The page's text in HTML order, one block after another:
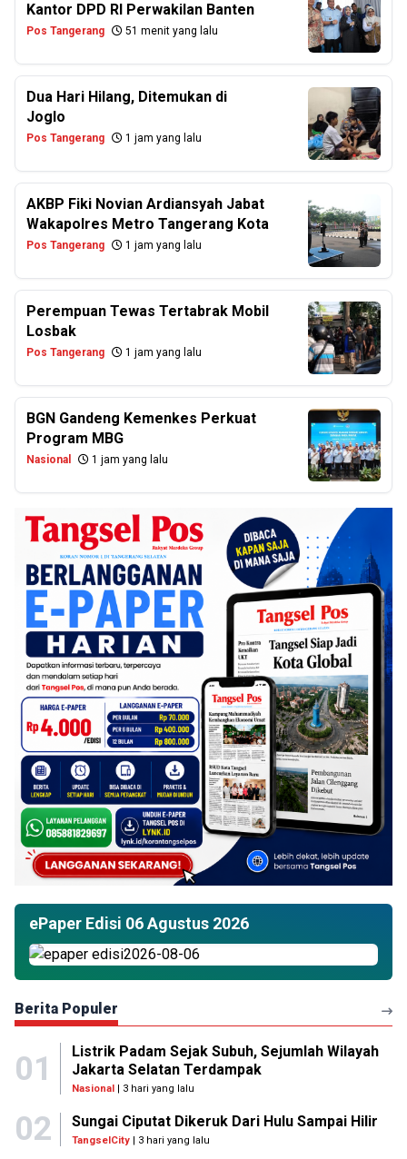
Kantor DPD RI Perwakilan Banten
Pos Tangerang 51 menit yang lalu
Dua Hari Hilang, Ditemukan di
Joglo
Pos Tangerang 1 jam yang lalu
AKBP Fiki Novian Ardiansyah Jabat
Wakapolres Metro Tangerang Kota
Pos Tangerang 1 jam yang lalu
Perempuan Tewas Tertabrak Mobil
Losbak
Pos Tangerang 1 jam yang lalu
BGN Gandeng Kemenkes Perkuat
Program MBG
Nasional 1 jam yang lalu
ePaper Edisi 06 Agustus 2026
Berita Populer
01
Listrik Padam Sejak Subuh, Sejumlah Wilayah
Jakarta Selatan Terdampak
Nasional| 3 hari yang lalu
02 Sungai Ciputat Dikeruk Dari Hulu Sampai Hilir
TangselCity | 3 hari yang lalu